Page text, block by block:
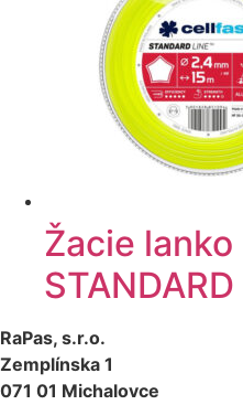
Žacie
RaPas, s.r.o.
Zemplínska 1
071 01 Michalovce